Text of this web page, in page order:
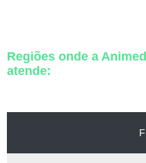
Regiões onde a
atende: